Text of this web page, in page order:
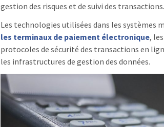
gestion des risques et de suivi des transactions.
Les technologies utilisées dans les systèmes
les terminaux de paiement électronique,
protocoles de sécurité des transactions en
les infrastructures de gestion des données.